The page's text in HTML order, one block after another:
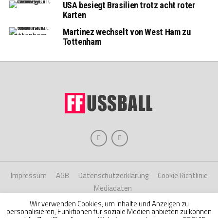
USA besiegt Brasilien trotz acht roter
Karten
Martinez wechselt von West Ham zu
Tottenham
Impressum AGB Datenschutzerklärung
Cookie Richtlinie
Mediadaten
Copyright © 2026 Hache Verlag
Wir verwenden Cookies, um Inhalte und Anzeigen zu
personalisieren, Funktionen für soziale Medien anbieten zu können